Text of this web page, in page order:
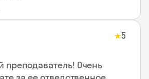
★5
преподаватель! Очень